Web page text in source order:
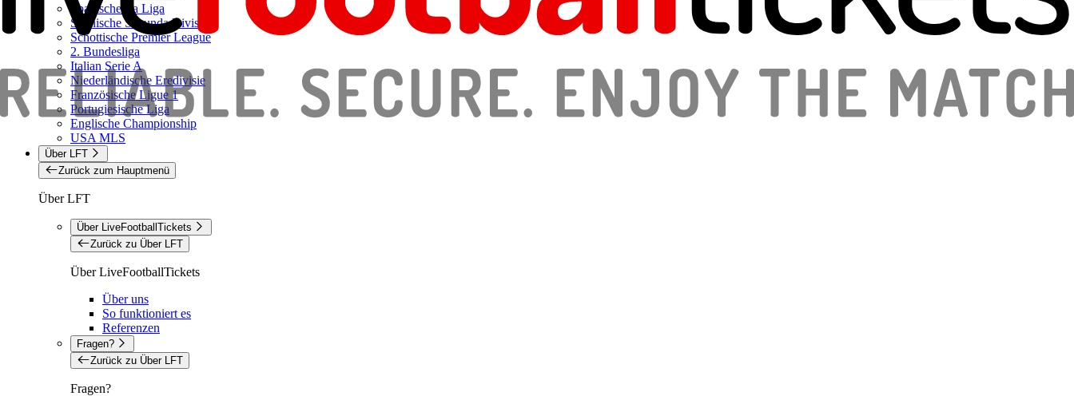
Spanische La Liga
Spanische Segunda Division
Schottische Premier League
2. Bundesliga
Italian Serie A
Niederländische Eredivisie
Französische Ligue 1
Portugiesische Liga
Englische Championship
USA MLS
Über LFT
Zurück zum Hauptmenü
Über LFT
Über LiveFootballTickets
Zurück zu Über LFT
Über LiveFootballTickets
Über uns
So funktioniert es
Referenzen
Fragen?
Zurück zu Über LFT
Fragen?